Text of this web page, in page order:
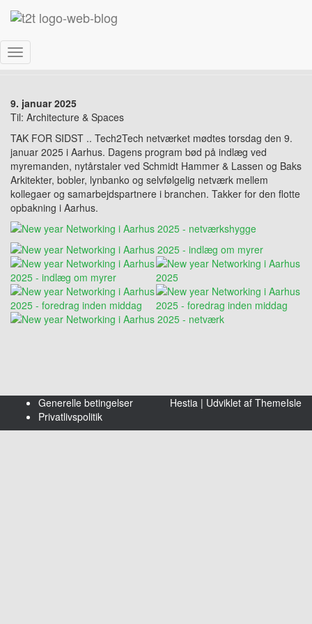
Skift
New Year Networking Aarhus 2025
9. januar 2025
Til: Architecture & Spaces
TAK FOR SIDST .. Tech2Tech netværket mødtes torsdag den 9.
januar 2025 i Aarhus. Dagens program bød på indlæg ved
myremanden, nytårstaler ved Schmidt Hammer & Lassen og Baks
Arkitekter, bobler, lynbanko og selvfølgelig netværk mellem
kollegaer og samarbejdspartnere i branchen. Takker for den flotte
opbakning i Aarhus.
Generelle betingelser
Privatlivspolitik
Hestia | Udviklet af ThemeIsle